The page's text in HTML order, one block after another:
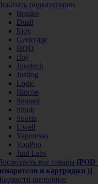
подкатегории
Brusko
Duall
Ejoy
Geekvape
HQD
iJoy
Joyetech
Justfog
Logic
Rincoe
Smoant
Smok
Suorin
Uwell
Vaporesso
VooPoo
Juul Labs
все товары [POD
и картриджи )]
щелочные